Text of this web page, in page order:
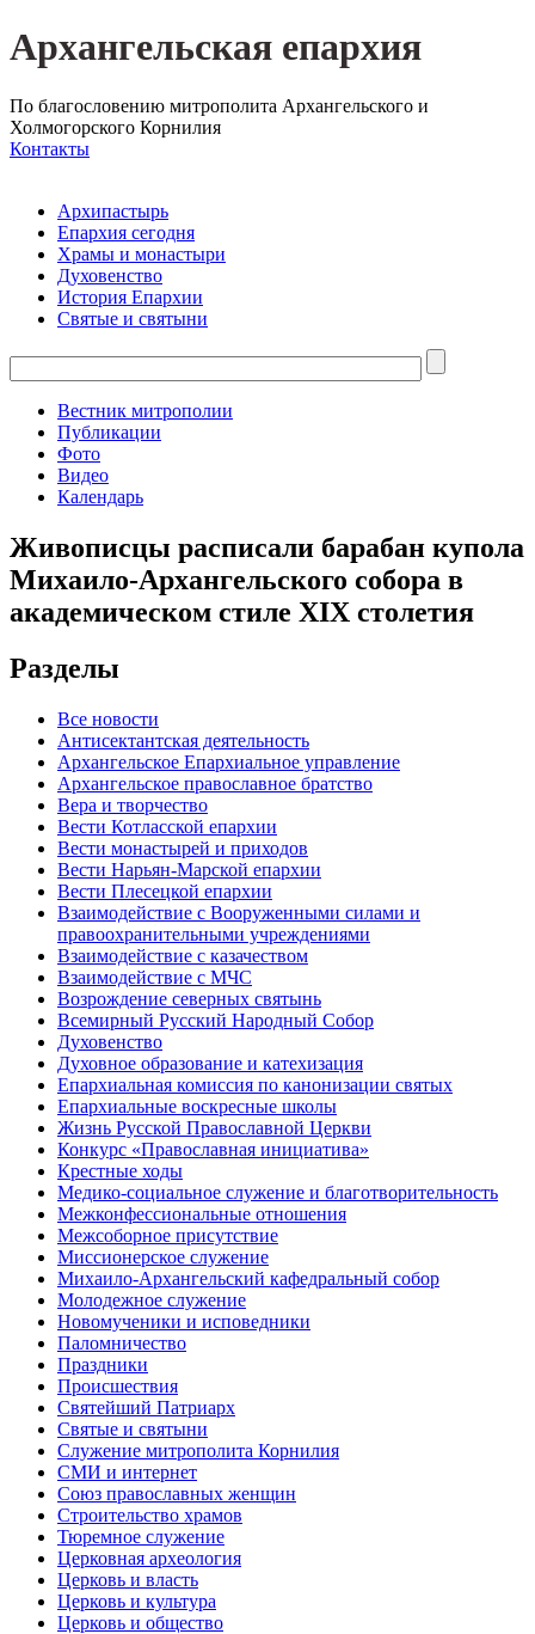
Архангельская епархия
По благословению митрополита Архангельского и
Холмогорского Корнилия
Контакты
Архипастырь
Епархия сегодня
Храмы и монастыри
Духовенство
История Епархии
Святые и святыни
Вестник митрополии
Публикации
Фото
Видео
Календарь
Живописцы расписали барабан купола
Михаило-Архангельского собора в
академическом стиле XIX столетия
Разделы
Все новости
Антисектантская деятельность
Архангельское Епархиальное управление
Архангельское православное братство
Вера и творчество
Вести Котласской епархии
Вести монастырей и приходов
Вести Нарьян-Марской епархии
Вести Плесецкой епархии
Взаимодействие с Вооруженными силами и
правоохранительными учреждениями
Взаимодействие с казачеством
Взаимодействие с МЧС
Возрождение северных святынь
Всемирный Русский Народный Собор
Духовенство
Духовное образование и катехизация
Епархиальная комиссия по канонизации святых
Епархиальные воскресные школы
Жизнь Русской Православной Церкви
Конкурс «Православная инициатива»
Крестные ходы
Медико-социальное служение и благотворительность
Межконфессиональные отношения
Межсоборное присутствие
Миссионерское служение
Михаило-Архангельский кафедральный собор
Молодежное служение
Новомученики и исповедники
Паломничество
Праздники
Происшествия
Святейший Патриарх
Святые и святыни
Служение митрополита Корнилия
СМИ и интернет
Союз православных женщин
Строительство храмов
Тюремное служение
Церковная археология
Церковь и власть
Церковь и культура
Церковь и общество